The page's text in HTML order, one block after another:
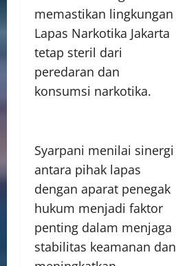
memastikan lingkungan
Lapas Narkotika Jakarta
tetap steril dari
peredaran dan
konsumsi narkotika.
Syarpani menilai sinergi
antara pihak lapas
dengan aparat penegak
hukum menjadi faktor
penting dalam menjaga
stabilitas keamanan dan